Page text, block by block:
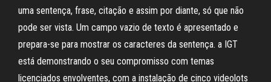
uma sentença, frase, citação e assim por diante, só que não
pode ser vista. Um campo vazio de texto é apresentado e
prepara-se para mostrar os caracteres da sentença. a IGT
está demonstrando o seu compromisso com temas
licenciados envolventes, com a instalação de cinco videolots